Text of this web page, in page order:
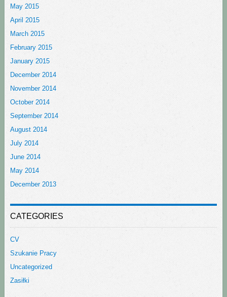
May 2015
April 2015
March 2015
February 2015
January 2015
December 2014
November 2014
October 2014
September 2014
August 2014
July 2014
June 2014
May 2014
December 2013
CATEGORIES
CV
Szukanie Pracy
Uncategorized
Zasiłki